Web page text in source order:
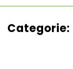
Categorie: